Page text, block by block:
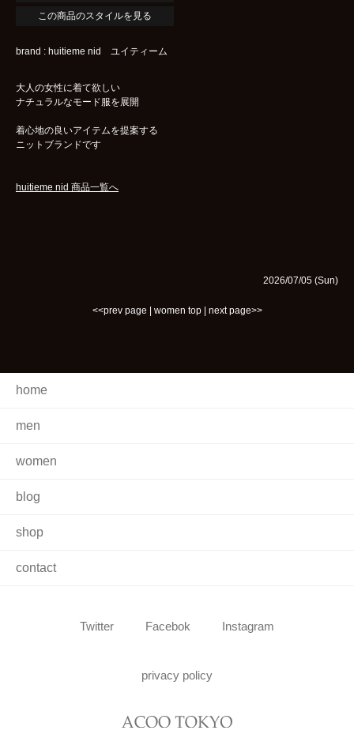
この商品のスタイルを見る
brand : huitieme nid ユイティーム
大人の女性に着て欲しい
ナチュラルなモード服を展開
着心地の良いアイテムを提案する
ニットブランドです
huitieme nid 商品一覧へ
2026/07/05 (Sun)
<<prev page women top| next page>>
home
men
women
blog
shop
contact
Twitter Facebok Instagram
privacy policy